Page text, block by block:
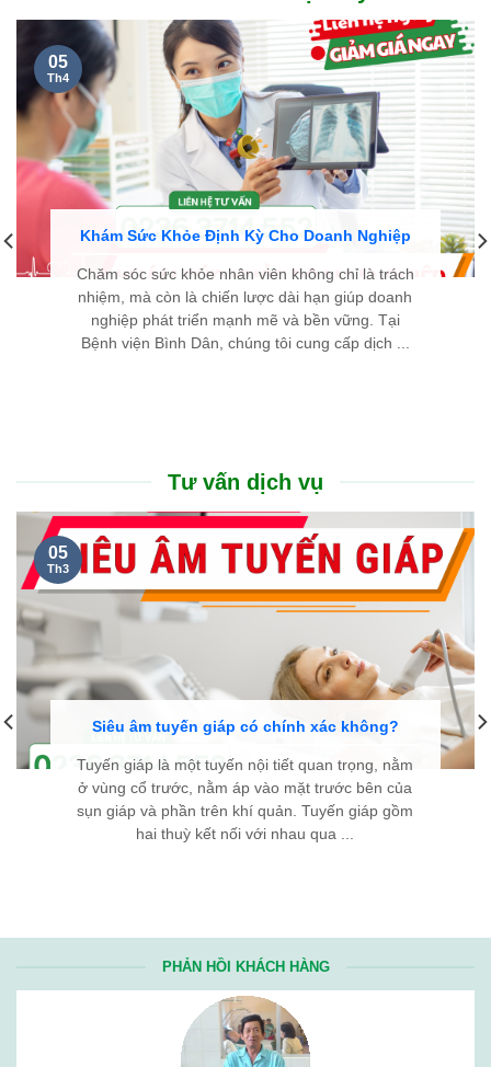
Khám Sức Khỏe Định Kỳ Cho Doanh Nghiệp
Chăm sóc sức khỏe nhân viên không chỉ là trách
nhiệm, mà còn là chiến lược dài hạn giúp doanh
nghiệp phát triển mạnh mẽ và bền vững. Tại
Bệnh viện Bình Dân, chúng tôi cung cấp dịch ...
05
Th4
Tư vấn dịch vụ
Siêu âm tuyến giáp có chính xác không?
Tuyến giáp là một tuyến nội tiết quan trọng, nằm
ở vùng cổ trước, nằm áp vào mặt trước bên của
sụn giáp và phần trên khí quản. Tuyến giáp gồm
hai thuỳ kết nối với nhau qua ...
05
Th3
PHẢN HỒI KHÁCH HÀNG